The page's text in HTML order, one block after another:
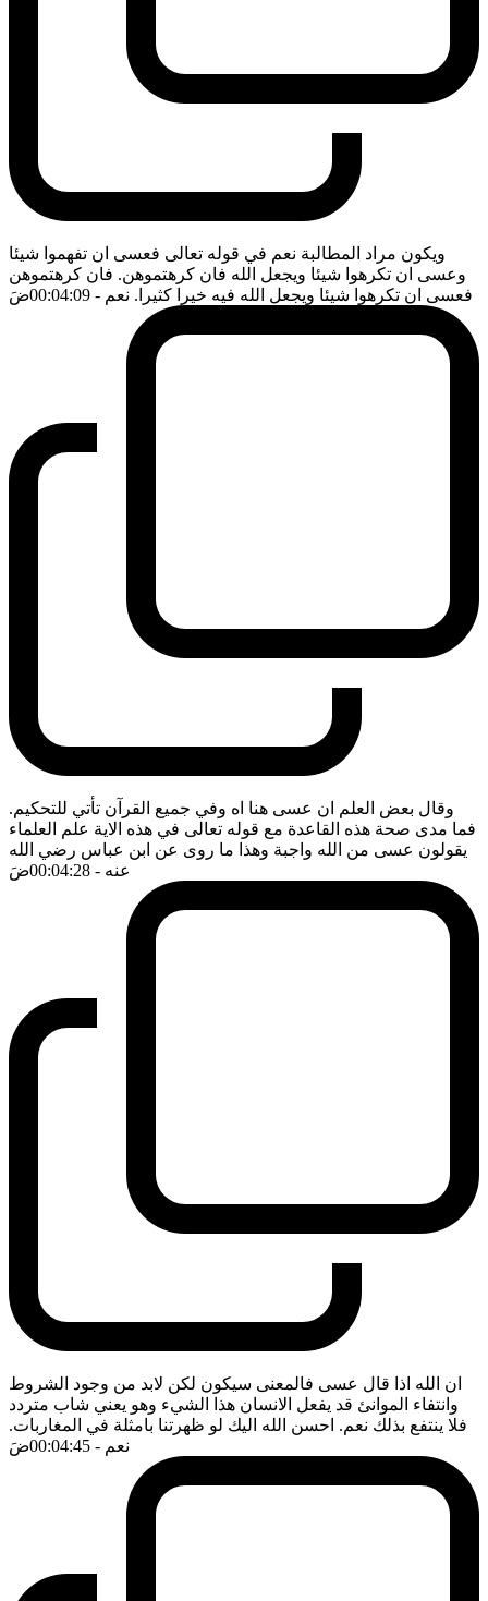
ويكون مراد المطالبة نعم في قوله تعالى فعسى ان تفهموا شيئا
وعسى ان تكرهوا شيئا ويجعل الله فان كرهتموهن. فان كرهتموهن
فعسى ان تكرهوا شيئا ويجعل الله فيه خيرا كثيرا. نعم - 00:04:09 ضَ
وقال بعض العلم ان عسى هنا اه وفي جميع القرآن تأتي للتحكيم.
فما مدى صحة هذه القاعدة مع قوله تعالى في هذه الاية علم العلماء
يقولون عسى من الله واجبة وهذا ما روى عن ابن عباس رضي الله
عنه - 00:04:28 ضَ
ان الله اذا قال عسى فالمعنى سيكون لكن لابد من وجود الشروط
وانتفاء الموانئ قد يفعل الانسان هذا الشيء وهو يعني شاب متردد
فلا ينتفع بذلك نعم. احسن الله اليك لو ظهرتنا بامثلة في المغاربات.
نعم - 00:04:45 ضَ